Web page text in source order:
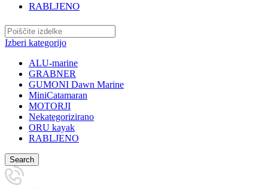
RABLJENO
Izberi kategorijo
ALU-marine
GRABNER
GUMONI Dawn Marine
MiniCatamaran
MOTORJI
Nekategorizirano
ORU kayak
RABLJENO
Search